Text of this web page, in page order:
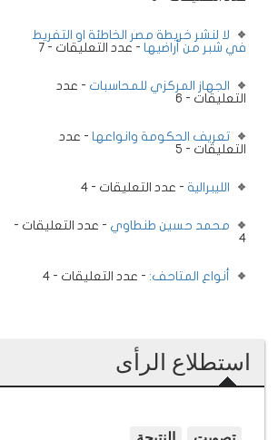
لا لنشر خريطة مصر الخاطئة او التفريط
في شبر من أراضيها - عدد التعليقات - 7
الجهاز المركزي للمحاسبات - عدد
التعليقات - 6
تعريف الحكومة وانواعها - عدد
التعليقات - 5
الليبرالية - عدد التعليقات - 4
محمد حسين طنطاوي - عدد التعليقات -
4
أنواع المتاحف: - عدد التعليقات - 4
استطلاع الرأى